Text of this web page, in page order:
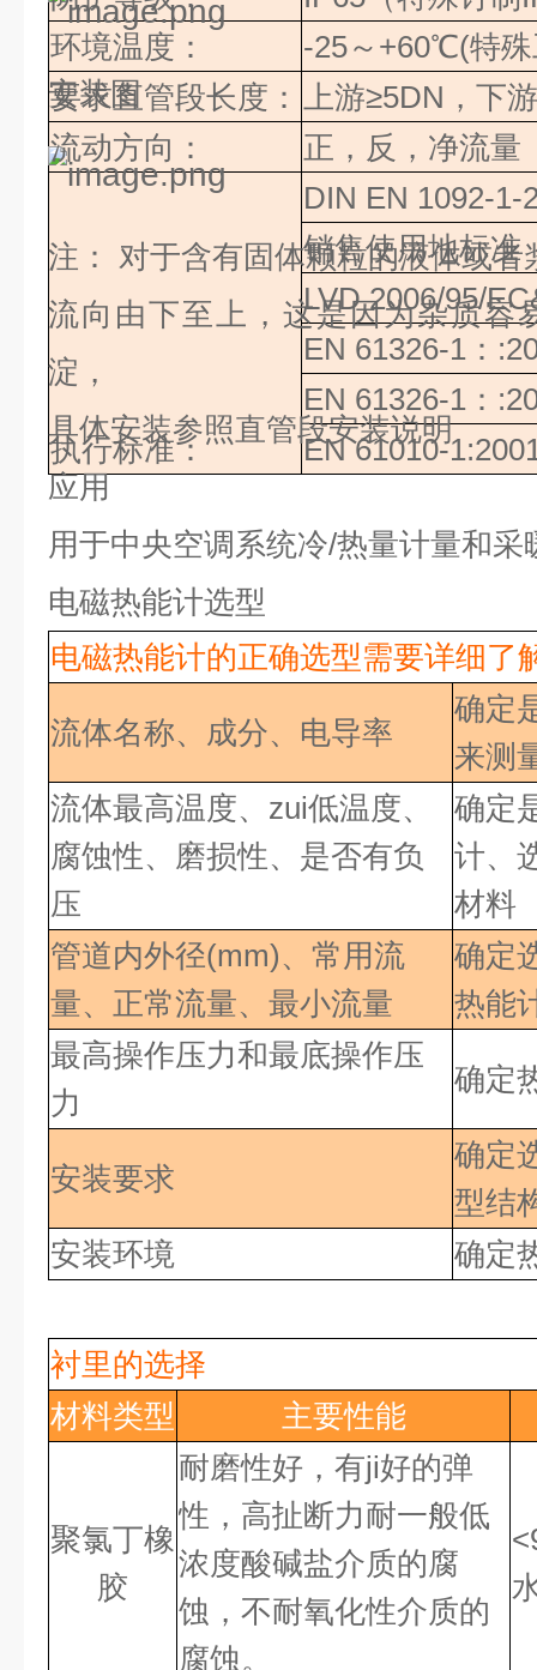
环境温度：
-25～ +60℃(特殊
要求直管段长度： 上游≥5DN ，下
流动方向：
正，反，净流量
执行标准：
DIN EN 1092-1-
销售使用地标准
LVD 2006/95/
EN 61326-1 ：
EN 61326-1 ：
EN 61010-
安装图
注： 对于含有固体颗粒的液体或者
流向由下至上，这是因为杂质容
淀，
具体安装参照直管段安装说明
应用
用于中央空调系统冷/热量计量和采
电磁热能计选型
电磁热能计的正确选型需要详细了
流体名称、成分、电导率
确定
来测
流体最高温度、zui低温度、
腐蚀性、磨损性、是否有负
压
确定
计、
材料
管道内外径(mm)、常用流
量、正常流量、最小流量
确定
热能
最高操作压力和最底操作压
力
确定
安装要求
确定
型结
安装环境
确定
衬里的选择
材料类型
主要性能
聚氯丁橡
胶
耐磨性好，有ji好的弹
性，高扯断力耐一般低
浓度酸碱盐介质的腐
蚀，不耐氧化性介质的
腐蚀。